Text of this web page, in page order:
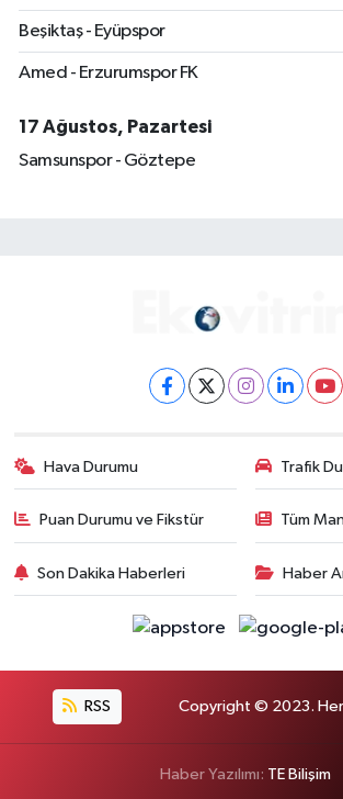
Beşiktaş - Eyüpspor
Amed - Erzurumspor FK
17 Ağustos, Pazartesi
Samsunspor - Göztepe
Hava Durumu Trafik
Puan Durumu ve Fikstür Tüm
Son Dakika Haberleri Haber
RSS Copyright © 2023. Her
Haber Yazılımı: TE Bilişim